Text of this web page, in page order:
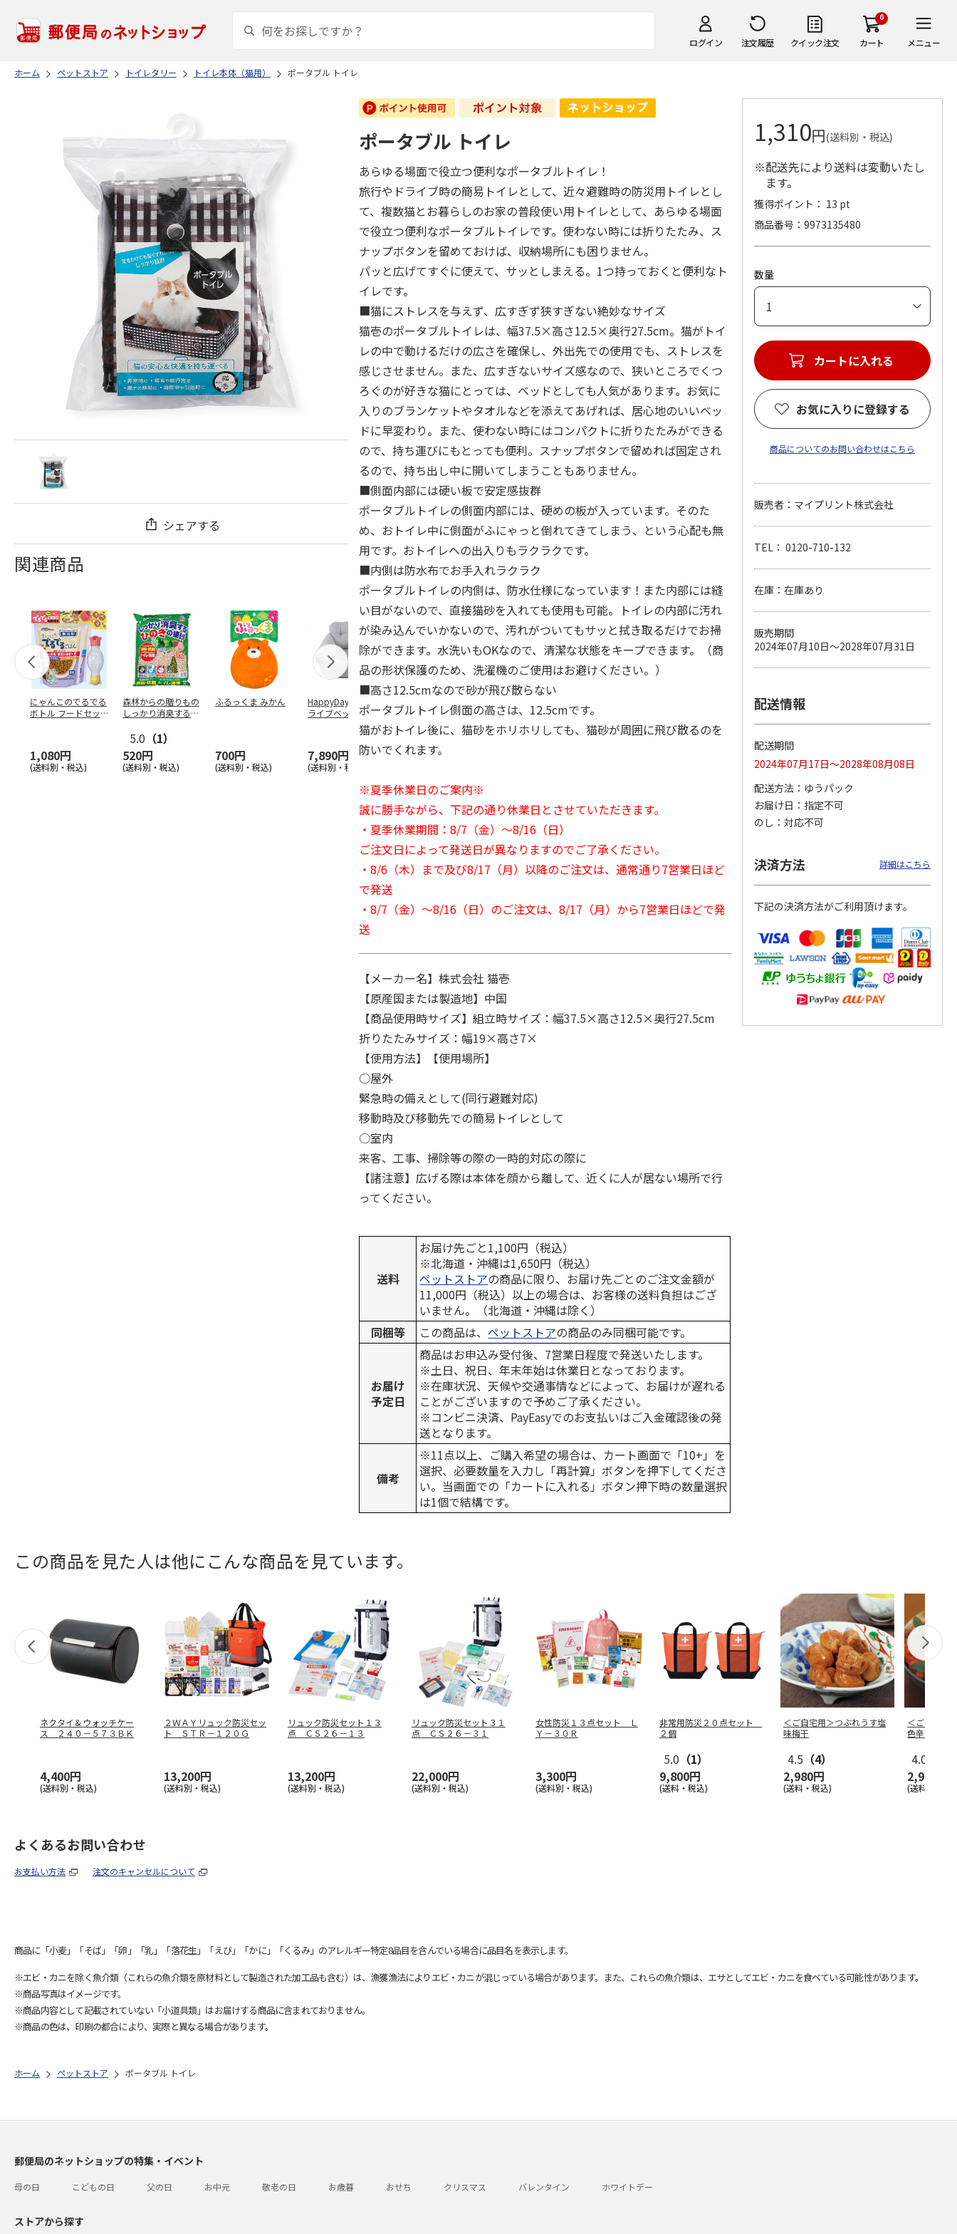
ログイン 注文履歴 クイック注文
0
カート メニュー
ホーム ペットストア トイレタリー トイレ本体（猫用） ポータブル トイレ
シェアする
関連商品
にゃんこのでるでる
ボトル フードセッ
1,080円
(送料別・税込)
森林からの贈りもの
しっかり消臭するひ
5.0 （1）
520円
(送料別・税込)
ふるっくま みかん
700円
(送料別・税込)
HappyDays 2wayド
ライブベッド グレ
7,890円
(送料別・税込)
をとる砂専用 猫ト
イレ ナチュラルグ
レー
1,550円
らない消臭・抗菌サ
ンド 4L
ムデンタルコーン
ぐるぐるボーン型 S
…
こ用 まぐろ・かつ
おに…
ペット線香 虹のか
なた フルーティフ
ローラルの香り
590円
(送料別・税込)
100円
(送料別・税込)
ポータブル トイレ
あらゆる場面で役立つ便利なポータブルトイレ！
旅行やドライブ時の簡易トイレとして、近々避難時の防災用トイレとし
て、複数猫とお暮らしのお家の普段使い用トイレとして、あらゆる場面
で役立つ便利なポータブルトイレです。使わない時には折りたたみ、ス
ナップボタンを留めておけば、収納場所にも困りません。
パッと広げてすぐに使えて、サッとしまえる。1つ持っておくと便利なト
イレです。
■猫にストレスを与えず、広すぎず狭すぎない絶妙なサイズ
猫壱のポータブルトイレは、幅37.5×高さ12.5×奥行27.5cm。猫がトイ
レの中で動けるだけの広さを確保し、外出先での使用でも、ストレスを
感じさせません。また、広すぎないサイズ感なので、狭いところでくつ
ろぐのが好きな猫にとっては、ベッドとしても人気があります。お気に
入りのブランケットやタオルなどを添えてあげれば、居心地のいいベッ
ドに早変わり。また、使わない時にはコンパクトに折りたたみができる
ので、持ち運びにもとっても便利。スナップボタンで留めれば固定され
るので、持ち出し中に開いてしまうこともありません。
■側面内部には硬い板で安定感抜群
ポータブルトイレの側面内部には、硬めの板が入っています。そのた
め、おトイレ中に側面がふにゃっと倒れてきてしまう、という心配も無
用です。おトイレへの出入りもラクラクです。
■内側は防水布でお手入れラクラク
ポータブルトイレの内側は、防水仕様になっています！また内部には縫
い目がないので、直接猫砂を入れても使用も可能。トイレの内部に汚れ
が染み込んでいかないので、汚れがついてもサッと拭き取るだけでお掃
除ができます。水洗いもOKなので、清潔な状態をキープできます。（商
品の形状保護のため、洗濯機のご使用はお避けください。）
■高さ12.5cmなので砂が飛び散らない
ポータブルトイレ側面の高さは、12.5cmです。
猫がおトイレ後に、猫砂をホリホリしても、猫砂が周囲に飛び散るのを
防いでくれます。
※夏季休業日のご案内※
誠に勝手ながら、下記の通り休業日とさせていただきます。
・夏季休業期間：8/7（金）～8/16（日）
ご注文日によって発送日が異なりますのでご了承ください。
・8/6（木）まで及び8/17（月）以降のご注文は、通常通り7営業日ほど
で発送
・8/7（金）～8/16（日）のご注文は、8/17（月）から7営業日ほどで発
送
【メーカー名】株式会社 猫壱
【原産国または製造地】中国
【商品使用時サイズ】組立時サイズ：幅37.5×高さ12.5×奥行27.5cm
折りたたみサイズ：幅19×高さ7×
【使用方法】【使用場所】
○屋外
緊急時の備えとして(同行避難対応)
移動時及び移動先での簡易トイレとして
○室内
来客、工事、掃除等の際の一時的対応の際に
【諸注意】広げる際は本体を顔から離して、近くに人が居ない場所で行
ってください。
送料
お届け先ごと1,100円（税込）
※北海道・沖縄は1,650円（税込）
ペットストアの商品に限り、お届け先ごとのご注文金額が
11,000円（税込）以上の場合は、お客様の送料負担はござ
いません。（北海道・沖縄は除く）
同梱等
この商品は、ペットストアの商品のみ同梱可能です。
お届け
予定日
商品はお申込み受付後、7営業日程度で発送いたします。
※土日、祝日、年末年始は休業日となっております。
※在庫状況、天候や交通事情などによって、お届けが遅れる
ことがございますので予めご了承ください。
※コンビニ決済、PayEasyでのお支払いはご入金確認後の発
送となります。
備考
※11点以上、ご購入希望の場合は、カート画面で「10+」を
選択、必要数量を入力し「再計算」ボタンを押下してくださ
い。当画面での「カートに入れる」ボタン押下時の数量選択
は1個で結構です。
1,310円(送料別・税込)
※配送先により送料は変動いたし
ます。
獲得ポイント： 13 pt
商品番号
9973135480
数量
カートに入れる
お気に入りに登録する
商品についてのお問い合わせはこちら
販売者：マイプリント株式会社
TEL： 0120-710-132
在庫：在庫あり
販売期間
2024年07月10日～2028年07月31日
配送情報
配送期間
2024年07月17日～2028年08月08日
配送方法
ゆうパック
お届け日
指定不可
のし
対応不可
決済方法 詳細はこちら
下記の決済方法がご利用頂けます。
この商品を見た人は他にこんな商品を見ています。
ネクタイ＆ウォッチケー
ス ２４０－５７３ＢＫ
4,400円
(送料別・税込)
２ＷＡＹリュック防災セッ
ト ＳＴＲ－１２０Ｇ
13,200円
(送料別・税込)
リュック防災セット１３
点 ＣＳ２６－１３
13,200円
(送料別・税込)
リュック防災セット３１
点 ＣＳ２６－３１
22,000円
(送料別・税込)
女性防災１３点セット Ｌ
Ｙ－３０Ｒ
3,300円
(送料別・税込)
非常用防災２０点セット
２個
5.0 （1）
9,800円
(送料・税込)
＜ご自宅用＞つぶれうす塩
味梅干
4.5 （4）
2,980円
(送料・税込)
＜ご自宅用
色辛子明太
4.0
2,970円
(送料・税込)
よくあるお問い合わせ
お支払い方法 注文のキャンセルについて
商品に「小麦」「そば」「卵」「乳」「落花生」「えび」「かに」「くるみ」のアレルギー特定8品目を含んでいる場合に品目名を表示します。
※エビ・カニを除く魚介類（これらの魚介類を原材料として製造された加工品も含む）は、漁獲漁法によりエビ・カニが混じっている場合があります。また、これらの魚介類は、エサとしてエビ・カニを食べている可能性があります。
※商品写真はイメージです。
※商品内容として記載されていない「小道具類」はお届けする商品に含まれておりません。
※商品の色は、印刷の都合により、実際と異なる場合があります。
ホーム ペットストア ポータブル トイレ
郵便局のネットショップの特集・イベント
母の日 こどもの日 父の日 お中元 敬老の日 お歳暮 おせち クリスマス バレンタイン ホワイトデー
ストアから探す